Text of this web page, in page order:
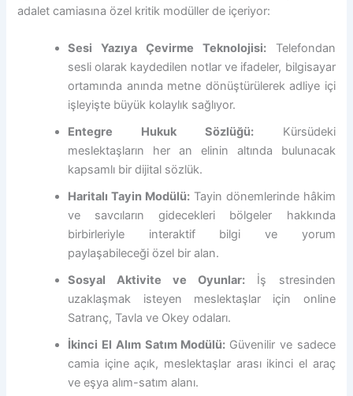
adalet camiasına özel kritik modüller de içeriyor:
Sesi Yazıya Çevirme Teknolojisi:Telefondan
sesli olarak kaydedilen notlar ve ifadeler, bilgisayar
ortamında anında metne dönüştürülerek adliye içi
işleyişte büyük kolaylık sağlıyor.
Entegre Hukuk Sözlüğü:Kürsüdeki
meslektaşların her an elinin altında bulunacak
kapsamlı bir dijital sözlük.
Haritalı Tayin Modülü:Tayin dönemlerinde hâkim
ve savcıların gidecekleri bölgeler hakkında
birbirleriyle interaktif bilgi ve yorum
paylaşabileceği özel bir alan.
Sosyal Aktivite ve Oyunlar: İş stresinden
uzaklaşmak isteyen meslektaşlar için online
Satranç, Tavla ve Okey odaları.
İkinci El Alım Satım Modülü: Güvenilir ve sadece
camia içine açık, meslektaşlar arası ikinci el araç
ve eşya alım-satım alanı.